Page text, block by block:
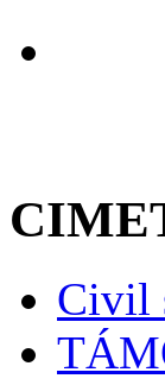
Civil